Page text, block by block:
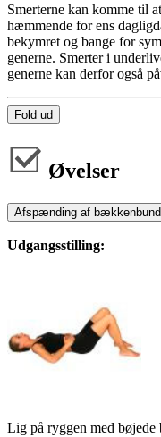
Smerterne kan komme til
hæmmende for ens
bekymret og bange for
generne. Smerter i
generne kan derfor også
Fold ud
Øvelser
Afspænding af
Udgangsstilling:
Lig på ryggen med